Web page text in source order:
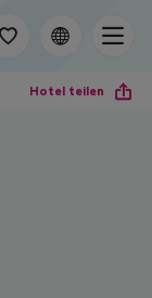
Hotel teilen